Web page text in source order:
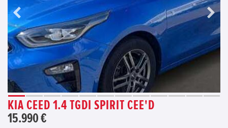
KIA CEED 1.4 TGDI SPIRIT CEE'D
15.990 €